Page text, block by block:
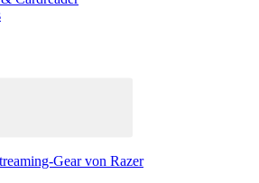
Gear von Razer